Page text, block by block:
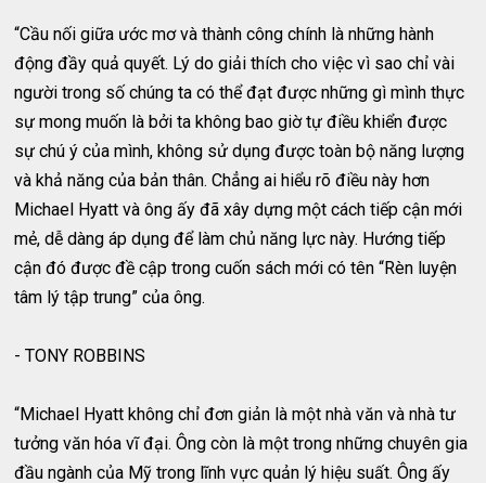
“Cầu nối giữa ước mơ và thành công chính là những hành
động đầy quả quyết. Lý do giải thích cho việc vì sao chỉ vài
người trong số chúng ta có thể đạt được những gì mình thực
sự mong muốn là bởi ta không bao giờ tự điều khiển được
sự chú ý của mình, không sử dụng được toàn bộ năng lượng
và khả năng của bản thân. Chẳng ai hiểu rõ điều này hơn
Michael Hyatt và ông ấy đã xây dựng một cách tiếp cận mới
mẻ, dễ dàng áp dụng để làm chủ năng lực này. Hướng tiếp
cận đó được đề cập trong cuốn sách mới có tên “Rèn luyện
tâm lý tập trung” của ông.
- TONY ROBBINS
“Michael Hyatt không chỉ đơn giản là một nhà văn và nhà tư
tưởng văn hóa vĩ đại. Ông còn là một trong những chuyên gia
đầu ngành của Mỹ trong lĩnh vực quản lý hiệu suất. Ông ấy